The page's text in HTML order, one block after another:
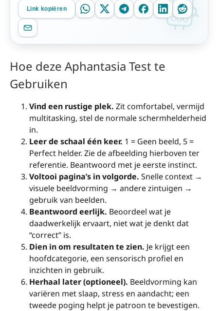
Link kopiëren
Hoe deze Aphantasia Test te
Gebruiken
Vind een rustige plek. Zit comfortabel, vermijd
multitasking, stel de normale schermhelderheid
in.
Leer de schaal één keer. 1 = Geen beeld, 5 =
Perfect helder. Zie de afbeelding hierboven ter
referentie. Beantwoord met je eerste instinct.
Voltooi pagina’s in volgorde. Snelle context →
visuele beeldvorming → andere zintuigen →
gebruik van beelden.
Beantwoord eerlijk. Beoordeel wat je
daadwerkelijk ervaart, niet wat je denkt dat
“correct” is.
Dien in om resultaten te zien. Je krijgt een
hoofdcategorie, een sensorisch profiel en
inzichten in gebruik.
Herhaal later (optioneel). Beeldvorming kan
variëren met slaap, stress en aandacht; een
tweede poging helpt je patroon te bevestigen.